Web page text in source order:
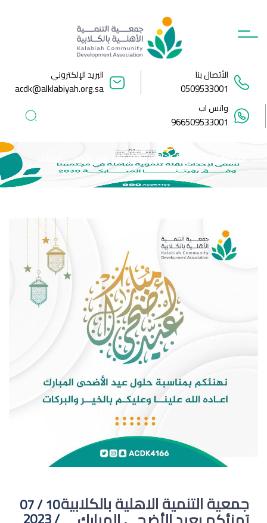
content
الأتصال بنا
0509533001
البريد الإلكتروني
acdk@alklabiyah.org.sa
واتس اب
966509533001
جمعية التنمية الاهلية بالكلابية تهنئكم بعيد الأضحى المبارك
جمعية التنمية الاهلية بالكلابية 10 / 07